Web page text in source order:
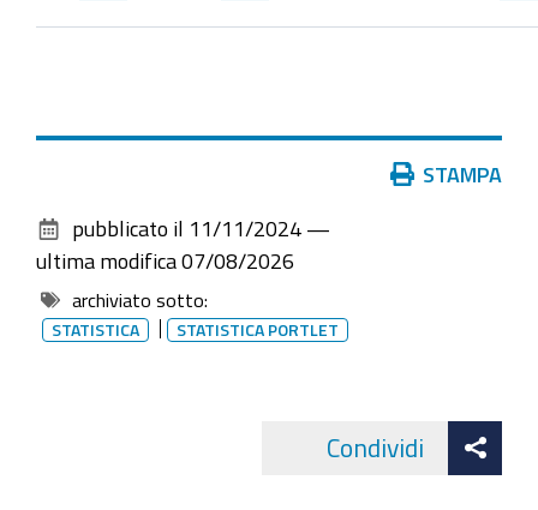
documento
STAMPA
pubblicato il 11/11/2024 —
ultima modifica 07/08/2026
archiviato sotto:
STATISTICA STATISTICA PORTLET
Condividi